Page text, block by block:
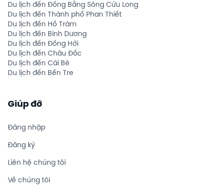
Du lịch đến Đồng Bằng Sông Cửu Long
Du lịch đến Thành phố Phan Thiết
Du lịch đến Hồ Tràm
Du lịch đến Bình Dương
Du lịch đến Đồng Hới
Du lịch đến Châu Đốc
Du lịch đến Cái Bè
Du lịch đến Bến Tre
Giúp đỡ
Đăng nhập
Đăng ký
Liên hệ chúng tôi
Về chúng tôi